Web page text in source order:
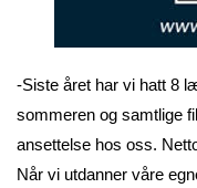
-Siste året har vi hatt 8
sommeren og samtlige
ansettelse hos oss.
Når vi utdanner våre